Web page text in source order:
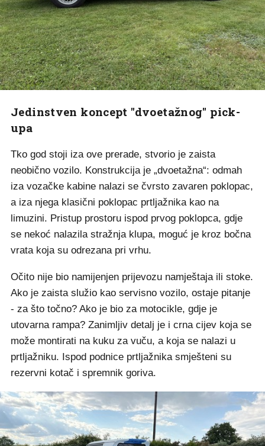
Jedinstven koncept "dvoetažnog" pick-
upa
Tko god stoji iza ove prerade, stvorio je zaista
neobično vozilo. Konstrukcija je „dvoetažna“: odmah
iza vozačke kabine nalazi se čvrsto zavaren poklopac,
a iza njega klasični poklopac prtljažnika kao na
limuzini. Pristup prostoru ispod prvog poklopca, gdje
se nekoć nalazila stražnja klupa, moguć je kroz bočna
vrata koja su odrezana pri vrhu.
Očito nije bio namijenjen prijevozu namještaja ili stoke.
Ako je zaista služio kao servisno vozilo, ostaje pitanje
- za što točno? Ako je bio za motocikle, gdje je
utovarna rampa? Zanimljiv detalj je i crna cijev koja se
može montirati na kuku za vuču, a koja se nalazi u
prtljažniku. Ispod podnice prtljažnika smješteni su
rezervni kotač i spremnik goriva.